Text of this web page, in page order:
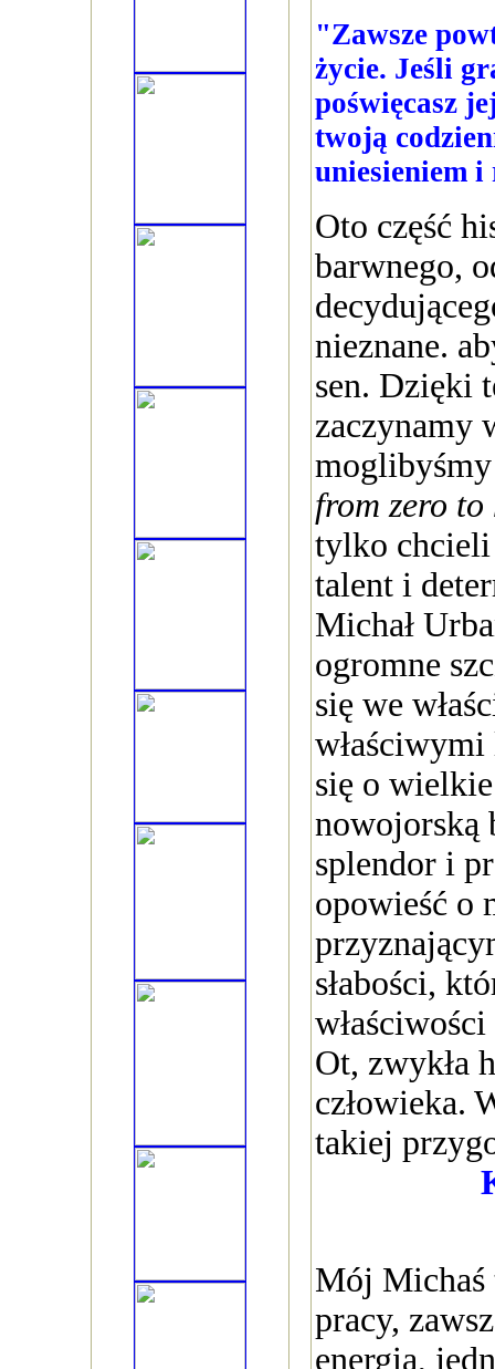
"Zawsze
życie. Jeśli
poświęcasz
twoją
uniesieniem
Oto część
barwnego,
nieznane.
sen. Dzięki
zaczynamy
from zero to
tylko
talent i
Michał
ogromne
się we
się o
nowojorską
splendor i
opowieść o
słabości,
Ot, zwykła
człowieka.
takiej
Mój Michaś
pracy,
energią,